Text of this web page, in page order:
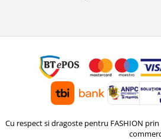
Cu respect si dragoste pentru FASHION prin